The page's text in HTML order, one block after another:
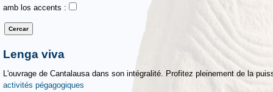
amb los accents :
Lenga viva
L'ouvrage de Cantalausa dans son intégralité. Profitez pleinement de la
activités pégagogiques